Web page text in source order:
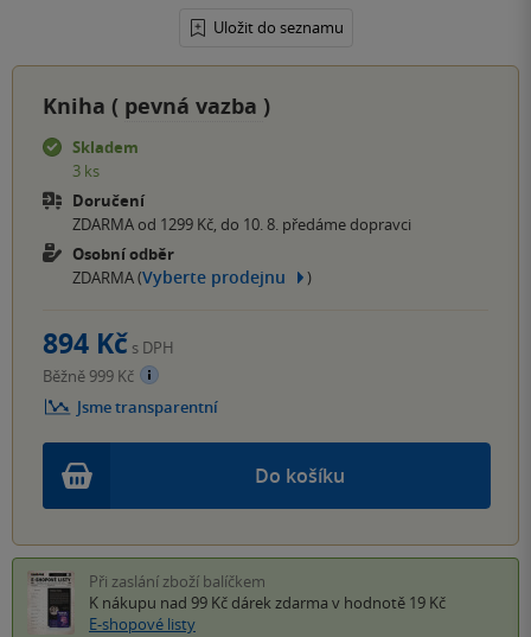
Uložit do seznamu
Kniha ( pevná vazba )
Skladem
3 ks
Doručení
ZDARMA od 1299 Kč, do 10. 8. předáme dopravci
Osobní odběr
ZDARMA (Vyberte prodejnu )
Do košíku
894 Kč s DPH
Běžně 999 Kč
Jsme transparentní
Při zaslání zboží balíčkem
K nákupu nad 99 Kč dárek zdarma v hodnotě 19 Kč
E-shopové listy